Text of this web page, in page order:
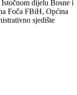
školu „Hasib
o upisnoj politici te